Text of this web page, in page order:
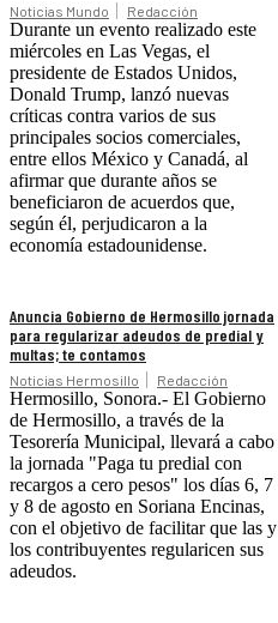
Noticias Mundo Redacción
Durante un evento realizado este
miércoles en Las Vegas, el
presidente de Estados Unidos,
Donald Trump, lanzó nuevas
críticas contra varios de sus
principales socios comerciales,
entre ellos México y Canadá, al
afirmar que durante años se
beneficiaron de acuerdos que,
según él, perjudicaron a la
economía estadounidense.
Anuncia Gobierno de Hermosillo jornada
para regularizar adeudos de predial y
multas; te contamos
Noticias Hermosillo Redacción
Hermosillo, Sonora.- El Gobierno
de Hermosillo, a través de la
Tesorería Municipal, llevará a cabo
la jornada "Paga tu predial con
recargos a cero pesos" los días 6, 7
y 8 de agosto en Soriana Encinas,
con el objetivo de facilitar que las y
los contribuyentes regularicen sus
adeudos.